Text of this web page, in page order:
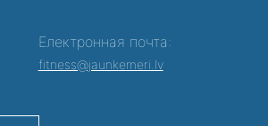
Електронная почта:
fitness@jaunkemeri.lv